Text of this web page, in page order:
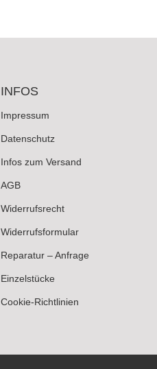
INFOS
Impressum
Datenschutz
Infos zum Versand
AGB
Widerrufsrecht
Widerrufsformular
Reparatur – Anfrage
Einzelstücke
Cookie-Richtlinien